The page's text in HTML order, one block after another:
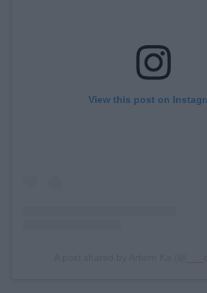
View this post on